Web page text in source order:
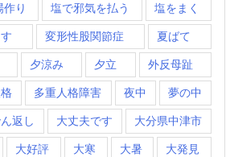
作り 塩で邪気を払う 塩をまく
変形性股関節症 夏ばて
夕涼み 夕立 外反母趾
多重人格障害 夜中 夢の中
返し 大丈夫です 大分県中津市
大好評 大寒 大暑 大発見